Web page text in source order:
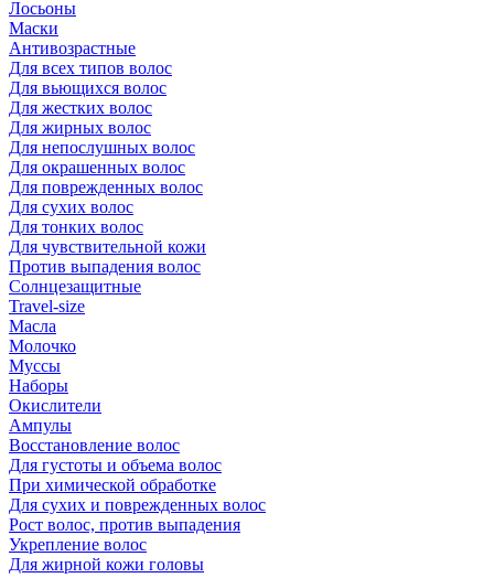
Лосьоны
Маски
Антивозрастные
Для всех типов волос
Для вьющихся волос
Для жестких волос
Для жирных волос
Для непослушных волос
Для окрашенных волос
Для поврежденных волос
Для сухих волос
Для тонких волос
Для чувствительной кожи
Против выпадения волос
Солнцезащитные
Travel-size
Масла
Молочко
Муссы
Наборы
Окислители
Ампулы
Восстановление волос
Для густоты и объема волос
При химической обработке
Для сухих и поврежденных волос
Рост волос, против выпадения
Укрепление волос
Для жирной кожи головы